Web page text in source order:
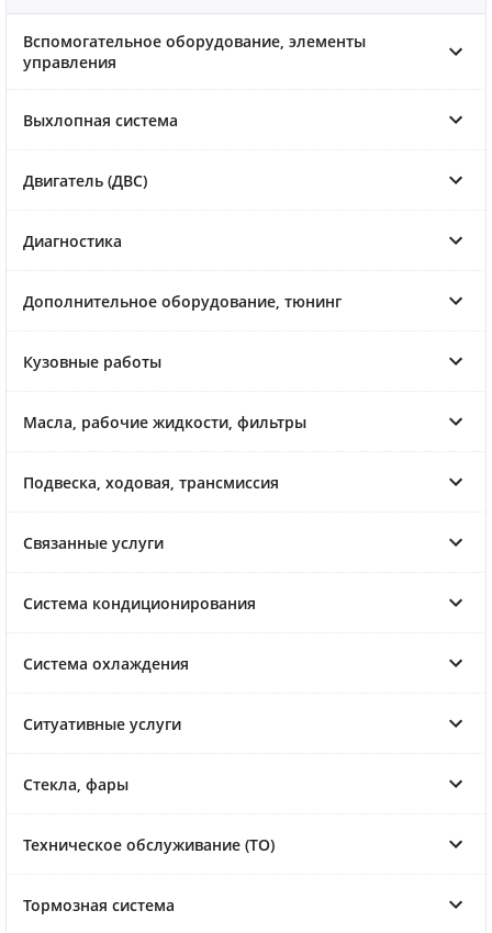
Вспомогательное оборудование, элементы
управления
Выхлопная система
Двигатель (ДВС)
Диагностика
Дополнительное оборудование, тюнинг
Кузовные работы
Масла, рабочие жидкости, фильтры
Подвеска, ходовая, трансмиссия
Связанные услуги
Система кондиционирования
Система охлаждения
Ситуативные услуги
Стекла, фары
Техническое обслуживание (ТО)
Тормозная система